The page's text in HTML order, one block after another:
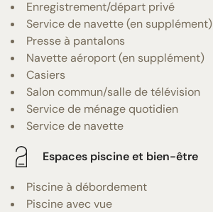
Enregistrement/départ privé
Service de navette (en supplément)
Presse à pantalons
Navette aéroport (en supplément)
Casiers
Salon commun/salle de télévision
Service de ménage quotidien
Service de navette
Espaces piscine et bien-être
Piscine à débordement
Piscine avec vue